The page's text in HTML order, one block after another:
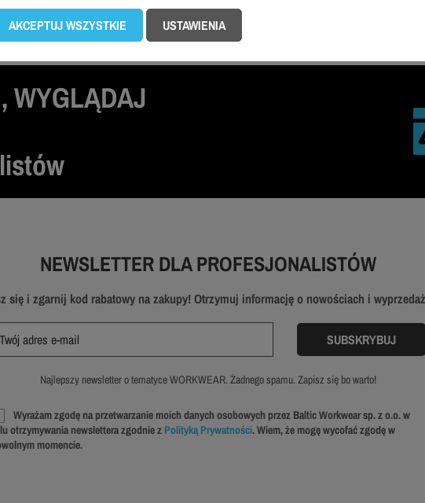
Kup dla siebie zestaw kosmetyków bhp i zabezpiecz swoją skórę.
WYGLĄDAJ
NEWSLETTER DLA PROFESJONALISTÓW
się i zgarnij kod rabatowy na zakupy! Otrzymuj informację o nowościach i
Najlepszy newsletter o tematyce WORKWEAR. Żadnego spamu. Zapisz się bo warto!
Wyrażam zgodę na przetwarzanie moich danych osobowych przez Baltic Workwear sp. z o.o. w
otrzymywania newslettera zgodnie z Polityką Prywatności. Wiem, że mogę wycofać zgodę w
momencie.
AKCEPTUJ WSZYSTKIE USTAWIENIA